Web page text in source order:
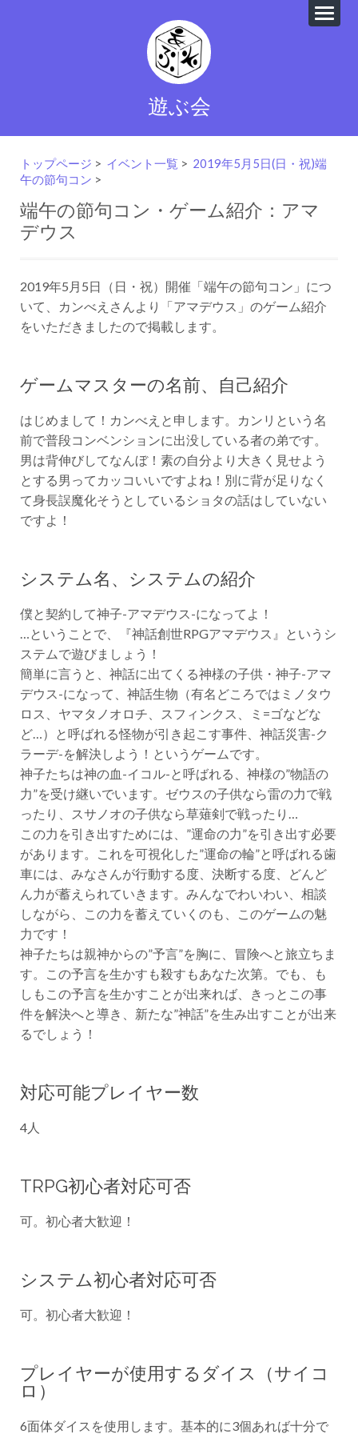
遊ぶ会
トップページ > イベント一覧 > 2019年5月5日(日・祝)端
午の節句コン >
端午の節句コン・ゲーム紹介：アマ
デウス
2019年5月5日（日・祝）開催「端午の節句コン」につ
いて、カンべえさんより「アマデウス」のゲーム紹介
をいただきましたので掲載します。
ゲームマスターの名前、自己紹介
はじめまして！カンべえと申します。カンリという名
前で普段コンベンションに出没している者の弟です。
男は背伸びしてなんぼ！素の自分より大きく見せよう
とする男ってカッコいいですよね！別に背が足りなく
て身長誤魔化そうとしているショタの話はしていない
ですよ！
システム名、システムの紹介
僕と契約して神子-アマデウス-になってよ！
…ということで、『神話創世RPGアマデウス』というシ
ステムで遊びましょう！
簡単に言うと、神話に出てくる神様の子供・神子-アマ
デウス-になって、神話生物（有名どころではミノタウ
ロス、ヤマタノオロチ、スフィンクス、ミ=ゴなどな
ど…）と呼ばれる怪物が引き起こす事件、神話災害-ク
ラーデ-を解決しよう！というゲームです。
神子たちは神の血-イコル-と呼ばれる、神様の”物語の
力”を受け継いでいます。ゼウスの子供なら雷の力で戦
ったり、スサノオの子供なら草薙剣で戦ったり…
この力を引き出すためには、”運命の力”を引き出す必要
があります。これを可視化した”運命の輪”と呼ばれる歯
車には、みなさんが行動する度、決断する度、どんど
ん力が蓄えられていきます。みんなでわいわい、相談
しながら、この力を蓄えていくのも、このゲームの魅
力です！
神子たちは親神からの”予言”を胸に、冒険へと旅立ちま
す。この予言を生かすも殺すもあなた次第。でも、も
しもこの予言を生かすことが出来れば、きっとこの事
件を解決へと導き、新たな”神話”を生み出すことが出来
るでしょう！
対応可能プレイヤー数
4人
TRPG初心者対応可否
可。初心者大歓迎！
システム初心者対応可否
可。初心者大歓迎！
プレイヤーが使用するダイス（サイコ
ロ）
6面体ダイスを使用します。基本的に3個あれば十分で